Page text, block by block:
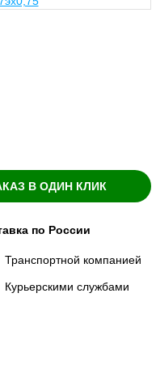
В ОДИН КЛИК
по России
Транспортной компанией
Курьерскими службами